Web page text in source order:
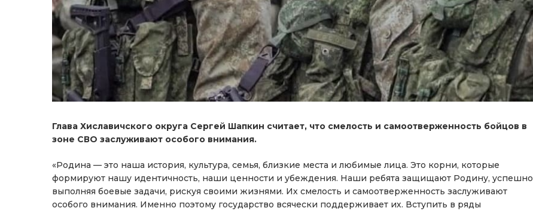
Глава Хиславичского округа Сергей Шапкин считает, что смелость и самоотверженность бойцов в
зоне СВО заслуживают особого внимания.
«Родина — это наша история, культура, семья, близкие места и любимые лица. Это корни, которые
формируют нашу идентичность, наши ценности и убеждения. Наши ребята защищают Родину, успешно
выполняя боевые задачи, рискуя своими жизнями. Их смелость и самоотверженность заслуживают
особого внимания. Именно поэтому государство всячески поддерживает их. Вступить в ряды